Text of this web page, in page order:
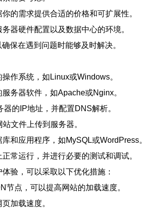
的需求提供合适的价格和可扩展性。
器硬件配置以及数据中心的环境。
保在遇到问题时能够及时解决。
作系统，如Linux或Windows。
务器软件，如Apache或Nginx。
的IP地址，并配置DNS解析。
文件上传到服务器。
和应用程序，如MySQL或WordPress。
常运行，并进行必要的测试和调试。
验，可以采取以下优化措施：
点，可以提高网站的加载速度。
加载速度。